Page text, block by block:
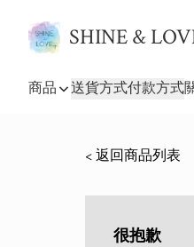
SHINE &
商品 送貨方式付款方式
< 返回商品列表
很抱歉